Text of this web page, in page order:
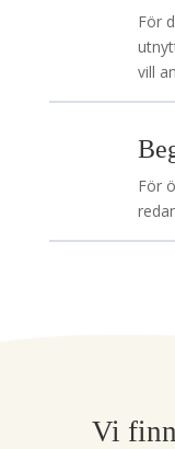
För
vill
För
Vi